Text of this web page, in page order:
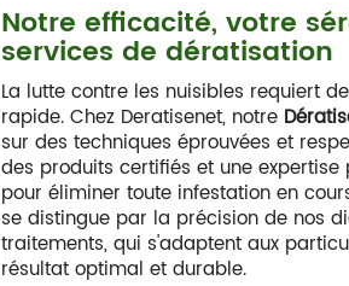
Notre efficacité, votre
services de dératisation
La lutte contre les nuisibles requiert
rapide. Chez Deratisenet, notre
sur des techniques éprouvées et
des produits certifiés et une
pour éliminer toute infestation en
se distingue par la précision de nos
traitements, qui s'adaptent aux
résultat optimal et durable.